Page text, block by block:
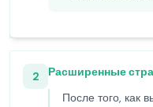
2
Расширенные
После того, как